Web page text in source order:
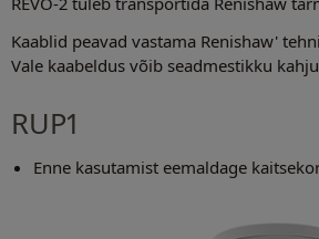
Kaablid peavad vastama Renishaw'
Vale kaabeldus võib seadmestikku
RUP1
Enne kasutamist eemaldage